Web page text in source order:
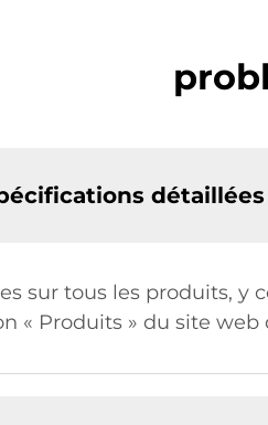
sur tous les produits, y
« Produits » du site web